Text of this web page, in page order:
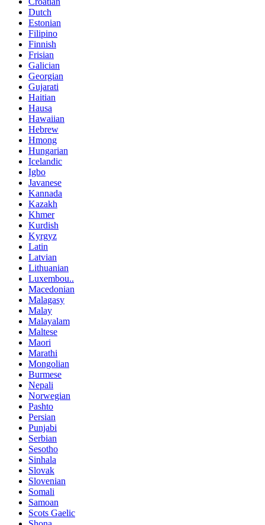
Dutch
Estonian
Filipino
Finnish
Frisian
Galician
Georgian
Gujarati
Haitian
Hausa
Hawaiian
Hebrew
Hmong
Hungarian
Icelandic
Igbo
Javanese
Kannada
Kazakh
Khmer
Kurdish
Kyrgyz
Latin
Latvian
Lithuanian
Luxembou..
Macedonian
Malagasy
Malay
Malayalam
Maltese
Maori
Marathi
Mongolian
Burmese
Nepali
Norwegian
Pashto
Persian
Punjabi
Serbian
Sesotho
Sinhala
Slovak
Slovenian
Somali
Samoan
Scots Gaelic